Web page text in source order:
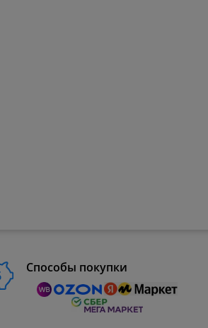
Способы покупки